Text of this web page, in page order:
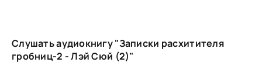
Слушать аудиокнигу "Записки расхитителя
гробниц-2 - Лэй Сюй (2)"